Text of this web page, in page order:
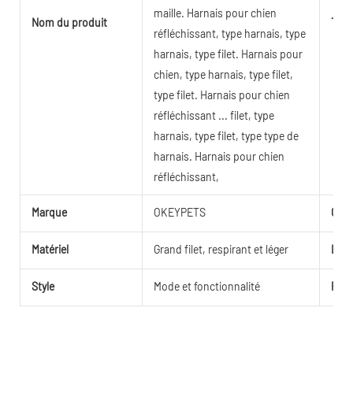
Nom du produit
maille. Harnais pour chien
réfléchissant, type harnais, type
harnais, type filet. Harnais pour
chien, type harnais, type filet,
type filet. Harnais pour chien
réfléchissant ... filet, type
harnais, type filet, type type de
harnais. Harnais pour chien
réfléchissant,
Marque OKEYPETS
Matériel Grand filet, respirant et léger
Style Mode et fonctionnalité